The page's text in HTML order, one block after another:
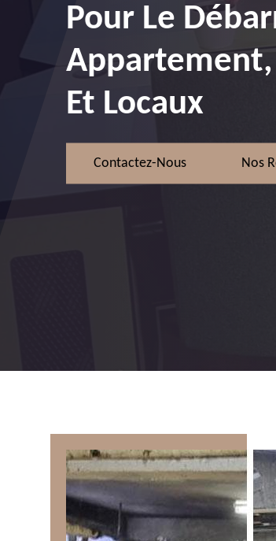
Pour Le
Appartement,
Et Locaux
Contactez-Nous Nos